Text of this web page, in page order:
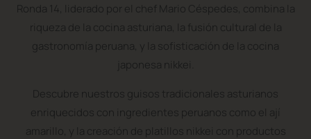
Ronda 14, liderado por el chef Mario Céspedes, combina la
riqueza de la cocina asturiana, la fusión cultural de la
gastronomía peruana, y la sofisticación de la cocina
japonesa nikkei.
Descubre nuestros guisos tradicionales asturianos
enriquecidos con ingredientes peruanos como el ají
amarillo, y la creación de platillos nikkei con productos